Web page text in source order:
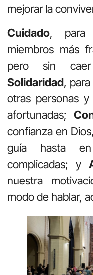
mejorar la
Cuidado, para
miembros más
pero sin
Solidaridad,
otras personas
afortunadas;
confianza en
guía hasta
complicadas; y
nuestra
modo de hablar,